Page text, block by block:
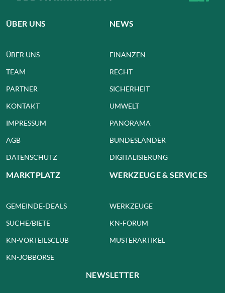
ÜBER UNS
ÜBER UNS
TEAM
PARTNER
KONTAKT
IMPRESSUM
AGB
DATENSCHUTZ
NEWS
FINANZEN
RECHT
SICHERHEIT
UMWELT
PANORAMA
BUNDESLÄNDER
DIGITALISIERUNG
MARKTPLATZ
GEMEINDE-DEALS
SUCHE/BIETE
KN-VORTEILSCLUB
KN-JOBBÖRSE
WERKZEUGE & SERVICES
WERKZEUGE
KN-FORUM
MUSTERARTIKEL
NEWSLETTER